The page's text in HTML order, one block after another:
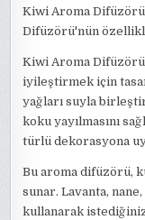
Kiwi Aroma
Difüzörü'nün
Kiwi Aroma
iyileştirmek için
yağları suyla
koku yayılmasını
türlü dekorasyona
Bu aroma difüzörü,
sunar. Lavanta,
kullanarak